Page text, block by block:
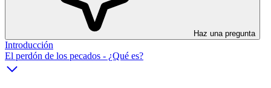
Haz una pregunta
Introducción
El perdón de los pecados - ¿Qué es?